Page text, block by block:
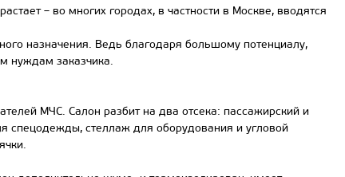
– во многих городах, в частности в Москве, вводятся
назначения. Ведь благодаря большому потенциалу,
нуждам заказчика.
МЧС. Салон разбит на два отсека: пассажирский и
спецодежды, стеллаж для оборудования и угловой